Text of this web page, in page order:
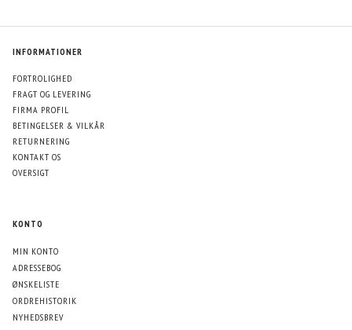
INFORMATIONER
FORTROLIGHED
FRAGT OG LEVERING
FIRMA PROFIL
BETINGELSER & VILKÅR
RETURNERING
KONTAKT OS
OVERSIGT
KONTO
MIN KONTO
ADRESSEBOG
ØNSKELISTE
ORDREHISTORIK
NYHEDSBREV